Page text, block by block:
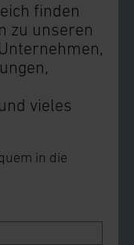
finden
zu unseren
vieles
in die